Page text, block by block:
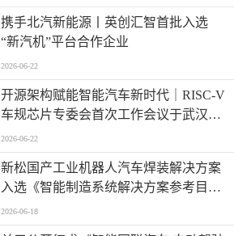
携手北汽新能源丨英创汇智首批入选
“新汽机”平台合作企业
2026-06-22
开源架构赋能智能汽车新时代｜RISC-V
车规芯片专委会首次工作会议于武汉圆
满召开
2026-06-22
新松国产工业机器人汽车焊装解决方案
入选《智能制造系统解决方案参考目录
（2026）》
2026-06-18